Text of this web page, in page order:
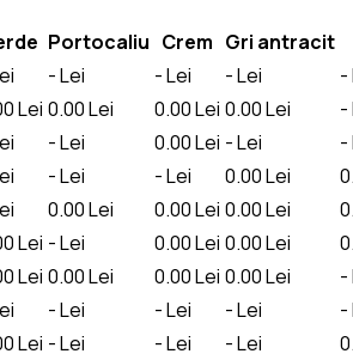
Portocaliu Crem Gri antracit
-Lei -Lei -Lei -
Lei 0.00Lei 0.00Lei 0.00Lei -
-Lei 0.00Lei -Lei -
-Lei -Lei 0.00Lei
0.00Lei 0.00Lei 0.00Lei
Lei -Lei 0.00Lei 0.00Lei
Lei 0.00Lei 0.00Lei 0.00Lei -
-Lei -Lei -Lei -
Lei -Lei -Lei -Lei